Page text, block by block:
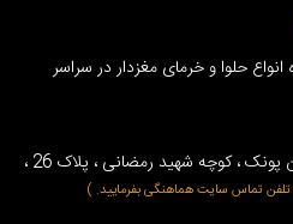
حلوا و خرمای مغزدار در سراسر
آدرس دفتر مرکزی: تهران ، میدان پونک ، کوچه شهید رمضانی ، پلاک 26 ،
تماس سایت هماهنگی بفرمایید. )